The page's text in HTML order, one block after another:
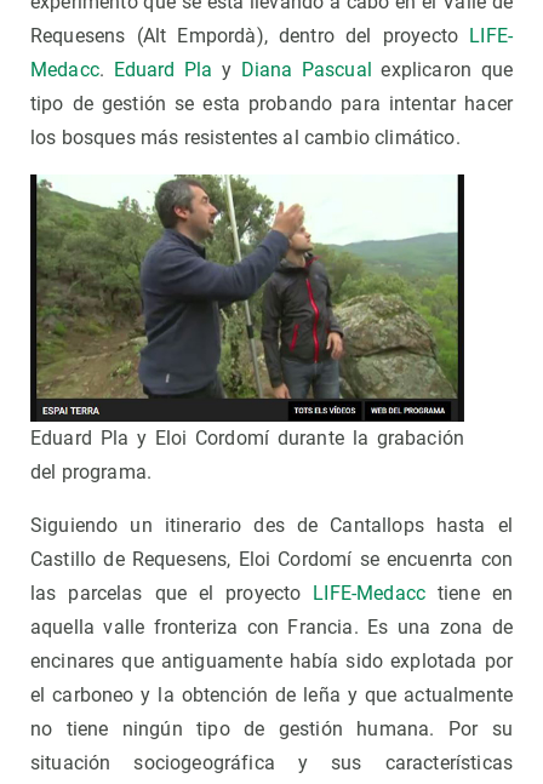
Requesens (Alt Empordà), dentro del proyecto LIFE-
Medacc. Eduard Pla y Diana Pascual
explicaron que
tipo de gestión se esta probando para intentar hacer
los bosques más resistentes al cambio climático.
Eduard Pla y Eloi Cordomí durante la grabación
del programa.
Siguiendo un itinerario des de Cantallops hasta el
Castillo de Requesens, Eloi Cordomí se encuenrta con
las parcelas que el proyecto LIFE-Medacc tiene en
aquella valle fronteriza con Francia. Es una zona de
encinares que antiguamente había sido explotada por
el carboneo y la obtención de leña y que actualmente
no tiene ningún tipo de gestión humana. Por su
situación sociogeográfica y sus características